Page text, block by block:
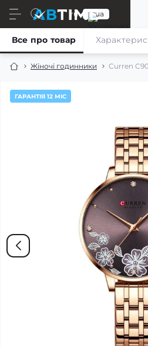
ru ua
Жіночі годинники Curren
Все про товар
ГАРАНТІЯ 12 МІС